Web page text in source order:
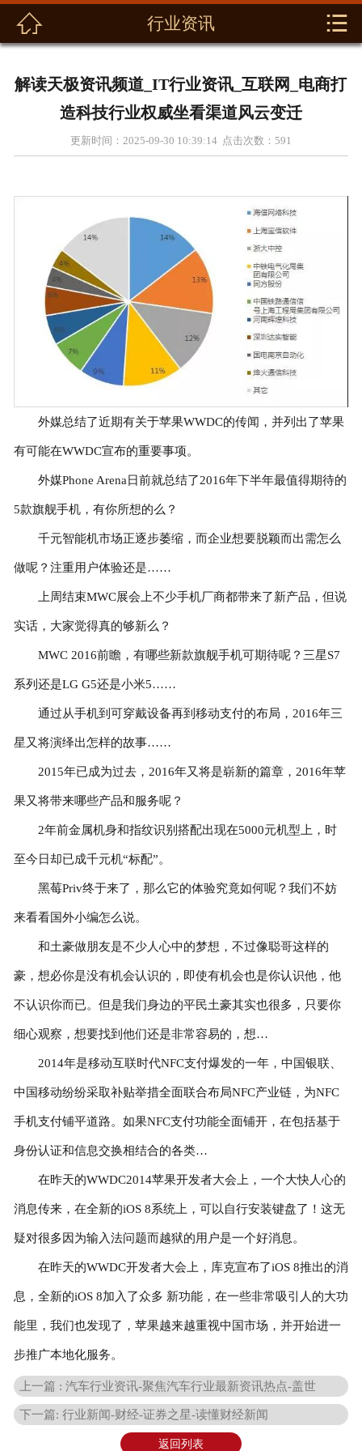
新闻动态
产品展示
资料下载
联系我们
 行业资讯 
解读天极资讯频道_IT行业资讯_互联网_电商打
造科技行业权威坐看渠道风云变迁
更新时间：2025-09-30 10:39:14 点击次数： 591
外媒总结了近期有关于苹果WWDC的传闻，并列出了苹果
有可能在WWDC宣布的重要事项。
外媒Phone Arena日前就总结了2016年下半年最值得期待的
5款旗舰手机，有你所想的么？
千元智能机市场正逐步萎缩，而企业想要脱颖而出需怎么
做呢？注重用户体验还是……
上周结束MWC展会上不少手机厂商都带来了新产品，但说
实话，大家觉得真的够新么？
MWC 2016前瞻，有哪些新款旗舰手机可期待呢？三星S7
系列还是LG G5还是小米5……
通过从手机到可穿戴设备再到移动支付的布局，2016年三
星又将演绎出怎样的故事……
2015年已成为过去，2016年又将是崭新的篇章，2016年苹
果又将带来哪些产品和服务呢？
2年前金属机身和指纹识别搭配出现在5000元机型上，时
至今日却已成千元机“标配”。
黑莓Priv终于来了，那么它的体验究竟如何呢？我们不妨
来看看国外小编怎么说。
和土豪做朋友是不少人心中的梦想，不过像聪哥这样的
豪，想必你是没有机会认识的，即使有机会也是你认识他，他
不认识你而已。但是我们身边的平民土豪其实也很多，只要你
细心观察，想要找到他们还是非常容易的，想…
2014年是移动互联时代NFC支付爆发的一年，中国银联、
中国移动纷纷采取补贴举措全面联合布局NFC产业链，为NFC
手机支付铺平道路。如果NFC支付功能全面铺开，在包括基于
身份认证和信息交换相结合的各类…
在昨天的WWDC2014苹果开发者大会上，一个大快人心的
消息传来，在全新的iOS 8系统上，可以自行安装键盘了！这无
疑对很多因为输入法问题而越狱的用户是一个好消息。
在昨天的WWDC开发者大会上，库克宣布了iOS 8推出的消
息，全新的iOS 8加入了众多 新功能，在一些非常吸引人的大功
能里，我们也发现了，苹果越来越重视中国市场，并开始进一
步推广本地化服务。
上一篇 : 汽车行业资讯-聚焦汽车行业最新资讯热点-盖世
下一篇: 行业新闻-财经-证券之星-读懂财经新闻
返回列表